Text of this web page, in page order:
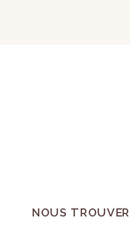
NOUS TROUVER